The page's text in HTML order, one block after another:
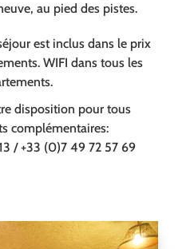
au pied des pistes.
est inclus dans le prix
WIFI dans tous les
disposition pour tous
complémentaires:
/ +33 (0)7 49 72 57 69